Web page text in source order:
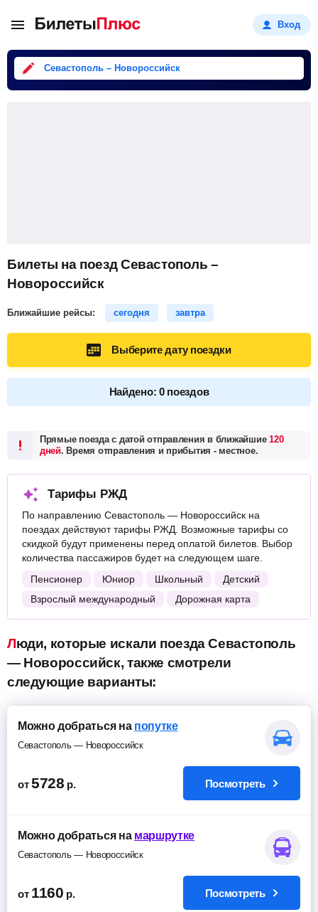
Вход
Севастополь – Новороссийск
Билеты на поезд Севастополь –
Новороссийск
Ближайшие рейсы: сегодня завтра
Выберите дату поездки
Найдено: 0 поездов
Прямые поезда с датой отправления в ближайшие120
дней. Время отправления и прибытия - местное.
Тарифы РЖД
По направлению Севастополь — Новороссийск на
поездах действуют тарифы РЖД. Возможные тарифы со
скидкой будут применены перед оплатой билетов. Выбор
количества пассажиров будет на следующем шаге.
Пенсионер
Юниор Школьный
Детский
Взрослый международный
Дорожная карта
Люди, которые искали поезда Севастополь
— Новороссийск, также смотрели
следующие варианты:
Можно добраться на попутке
Севастополь — Новороссийск
от5728 р. Посмотреть
Можно добраться на маршрутке
Севастополь — Новороссийск
от 1160 р. Посмотреть